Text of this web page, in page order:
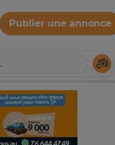
Publier une annonce